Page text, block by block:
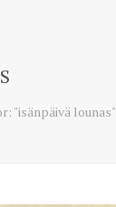
"isänpäivä lounas"